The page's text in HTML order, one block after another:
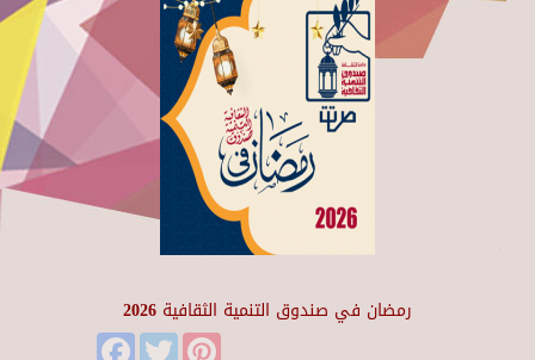
رمضان في صندوق التنمية الثقافية 2026
FacebookTwitter